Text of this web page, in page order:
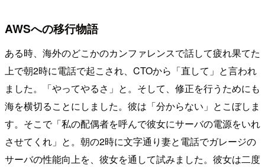
AWSへの移行物語
ある時、海外のどこかのカンファレンスで話して疲れ果てた
上で朝2時に電話で起こされ、CTOから「直して」と言われ
ました。「やってやるさ」と。そして、修正を行うためにも
海を横切ることにしました。彼は「分からない」とこぼしま
す。そこで「私の配偶者を呼んで彼女にサーバの電源をいれ
させてくれ」と。朝の2時に文字通り妻と電話でガレージの
サーバの性能向上を、彼女を通して試みました。彼女は二度